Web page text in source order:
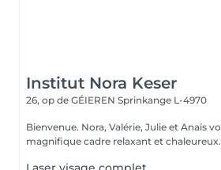
Institut Nora Keser
26, op de GÉIEREN Sprinkange L-4970
Bienvenue. Nora, Valérie, Julie et Anaïs vous accueillent dans un
magnifique cadre relaxant et chaleureux.